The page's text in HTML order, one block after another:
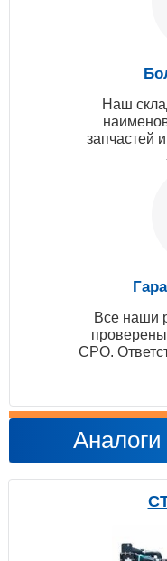
Наш
запчастей
Все наши
СРО.